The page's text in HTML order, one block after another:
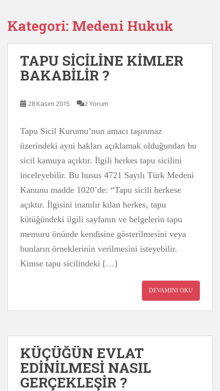
Kategori: Medeni Hukuk
TAPU SİCİLİNE KİMLER
BAKABİLİR ?
28 Kasım 2015 2 Yorum
Tapu Sicil Kurumu’nun amacı taşınmaz
üzerindeki ayni hakları açıklamak olduğundan bu
sicil kamuya açıktır. İlgili herkes tapu sicilini
inceleyebilir. Bu husus 4721 Sayılı Türk Medeni
Kanunu madde 1020’de: “Tapu sicili herkese
açıktır. İlgisini inanılır kılan herkes, tapu
kütüğündeki ilgili sayfanın ve belgelerin tapu
memuru önünde kendisine gösterilmesini veya
bunların örneklerinin verilmesini isteyebilir.
Kimse tapu sicilindeki […]
DEVAMINI OKU
KÜÇÜĞÜN EVLAT
EDİNİLMESİ NASIL
GERÇEKLEŞİR ?